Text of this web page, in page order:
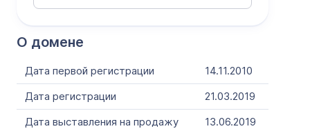
О домене
Дата первой регистрации
14.11.2010
Дата регистрации
21.03.2019
Дата выставления на продажу
13.06.2019